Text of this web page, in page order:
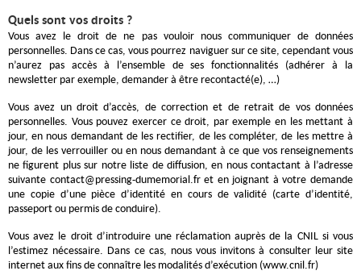
Quels sont vos droits ?
Vous avez le droit de ne pas vouloir nous communiquer de données
personnelles. Dans ce cas, vous pourrez naviguer sur ce site, cependant vous
n’aurez pas accès à l’ensemble de ses fonctionnalités (adhérer à la
newsletter par exemple, demander à être recontacté(e), …)
Vous avez un droit d’accès, de correction et de retrait de vos données
personnelles. Vous pouvez exercer ce droit, par exemple en les mettant à
jour, en nous demandant de les rectifier, de les compléter, de les mettre à
jour, de les verrouiller ou en nous demandant à ce que vos renseignements
ne figurent plus sur notre liste de diffusion, en nous contactant à l’adresse
suivante contact@pressing-dumemorial.fret en joignant à votre demande
une copie d’une pièce d’identité en cours de validité (carte d’identité,
passeport ou permis de conduire).
Vous avez le droit d’introduire une réclamation auprès de la CNIL si vous
l’estimez nécessaire. Dans ce cas, nous vous invitons à consulter leur site
internet aux fins de connaître les modalités d’exécution (www.cnil.fr)